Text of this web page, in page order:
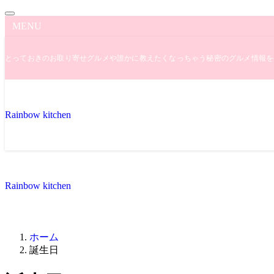
MENU
とっておきのお取り寄せグルメや誰かに教えたくなっちゃう秘密のグルメ情報
Rainbow kitchen
Rainbow kitchen
ホーム
誕生日